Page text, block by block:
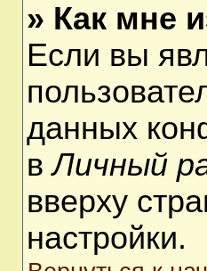
» Как мне
Если вы
данных
вЛичный
вверху
настройки.